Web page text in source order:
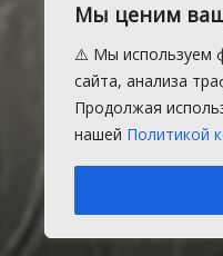
Мы ценим
⚠️ Мы используем
сайта, анализа
Продолжая
нашей Политикой
Пятница, 15